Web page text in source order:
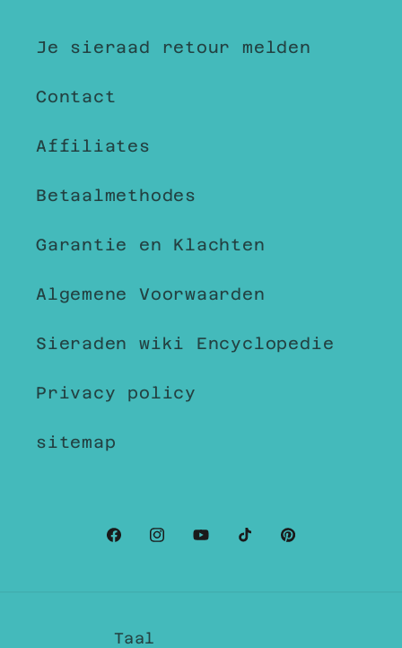
Je sieraad retour melden
Contact
Affiliates
Betaalmethodes
Garantie en Klachten
Algemene Voorwaarden
Sieraden wiki Encyclopedie
Privacy policy
sitemap
Facebook
Instagram
YouTubeTikTokPinterest
Taal